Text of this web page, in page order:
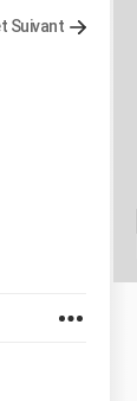
Suivant